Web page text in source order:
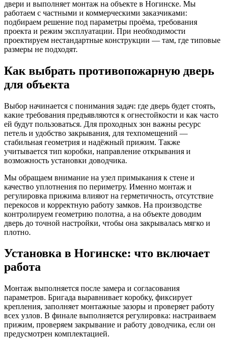
двери и выполняет монтаж на объекте в Ногинске. Мы
работаем с частными и коммерческими заказчиками:
подбираем решение под параметры проёма, требования
проекта и режим эксплуатации. При необходимости
проектируем нестандартные конструкции — там, где типовые
размеры не подходят.
Как выбрать противопожарную дверь
для объекта
Выбор начинается с понимания задач: где дверь будет стоять,
какие требования предъявляются к огнестойкости и как часто
ей будут пользоваться. Для проходных зон важны ресурс
петель и удобство закрывания, для техпомещений —
стабильная геометрия и надёжный прижим. Также
учитывается тип коробки, направление открывания и
возможность установки доводчика.
Мы обращаем внимание на узел примыкания к стене и
качество уплотнения по периметру. Именно монтаж и
регулировка прижима влияют на герметичность, отсутствие
перекосов и корректную работу замков. На производстве
контролируем геометрию полотна, а на объекте доводим
дверь до точной настройки, чтобы она закрывалась мягко и
плотно.
Установка в Ногинске: что включает
работа
Монтаж выполняется после замера и согласования
параметров. Бригада выравнивает коробку, фиксирует
крепления, заполняет монтажные зазоры и проверяет работу
всех узлов. В финале выполняется регулировка: настраиваем
прижим, проверяем закрывание и работу доводчика, если он
предусмотрен комплектацией.